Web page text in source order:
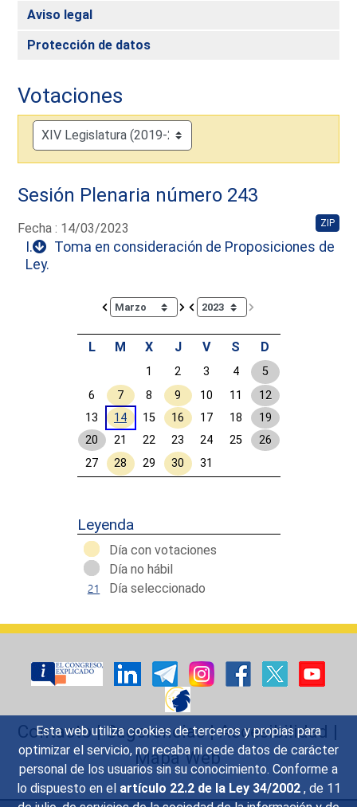
Esta web utiliza cookies de terceros y propias para
optimizar el servicio, no recaba ni cede datos de carácter
personal de los usuarios sin su conocimiento. Conforme a
lo dispuesto en el artículo 22.2 de la Ley 34/2002 , de 11
Aviso legal
Protección de datos
Votaciones
Sesión Plenaria número 243
Fecha : 14/03/2023 ZIP
I.
Toma en consideración de Proposiciones de
Ley.
Calendar io de actividades. Doce Legislatura
L M X J V S D
1 2 3 4
5
6
7 8 9 10 11
12
13
14 15 16 17 18
19
20
21 22 23 24 25
26
27
28 29 30 31
Leyenda
Día con votaciones
Día no hábil
Día seleccionado
Contacto|Sugerencias|Accesibilidad |
Mapa Web